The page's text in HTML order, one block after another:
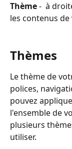
Thème -  à
les contenus
Thèmes
Le thème de
polices,
pouvez
l'ensemble de
plusieurs
utiliser.